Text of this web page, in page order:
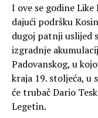
I ove se godine
dajući podršku
dugoj patnji uslijed
izgradnje
Padovanskog, u
kraja 19. stoljeća, u
će trubač Dario
Legetin.